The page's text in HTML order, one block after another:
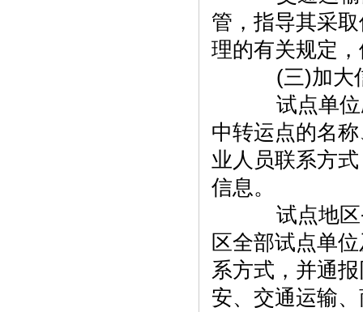
管，指导其采
理的有关规定
(三)加大信
试点单位
中转运点的名
业人员联系方
信息。
试点地区
区全部试点单
系方式，并通
安、交通运输